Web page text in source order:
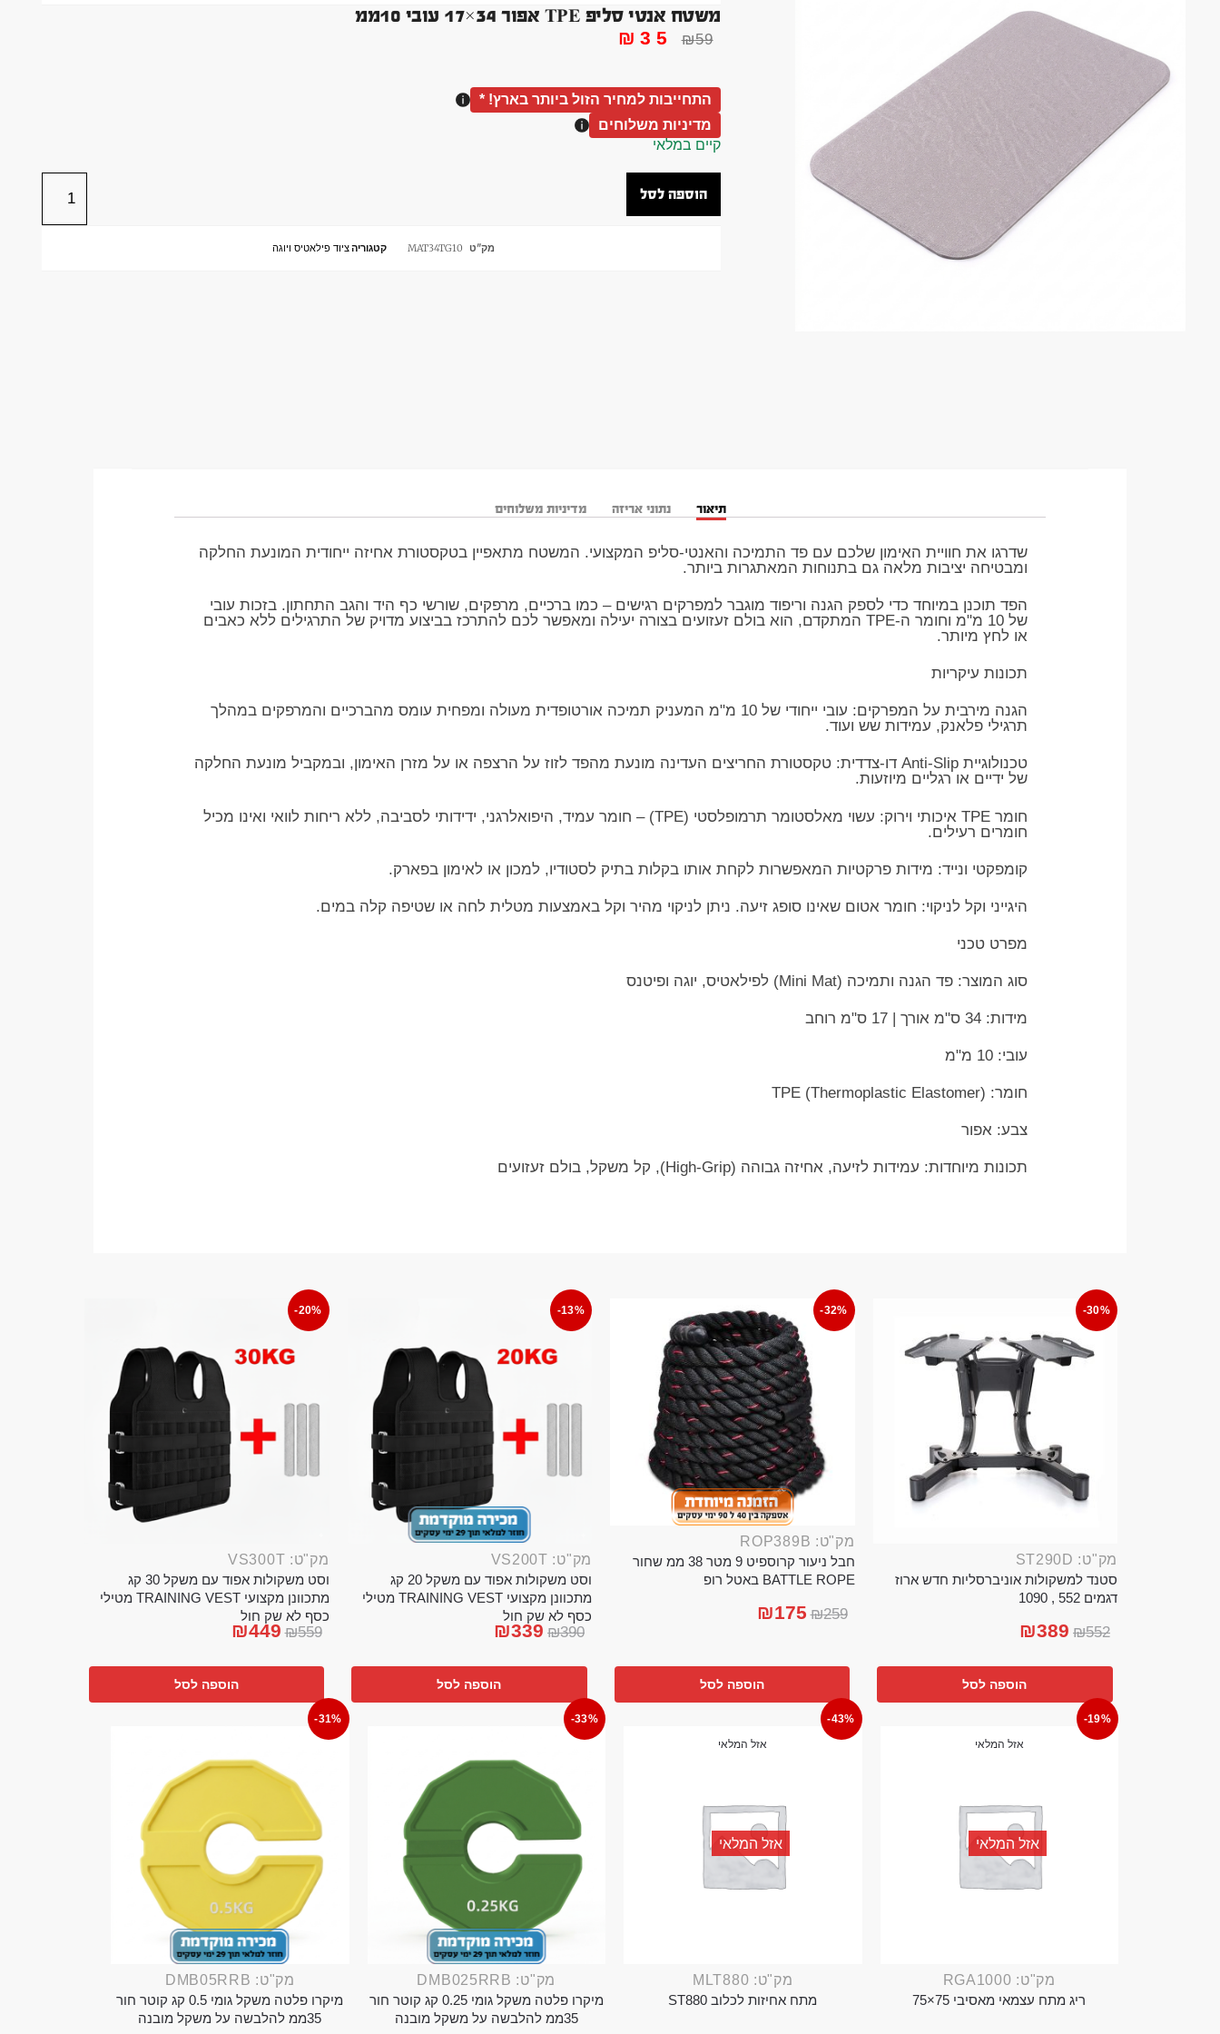
משטח אנטי סליפ TPE אפור 34×17 עובי 10ממ
₪59
₪35
התחייבות למחיר הזול ביותר בארץ! *
מדיניות משלוחים
קיים במלאי
הוספה לסל
מק"ט MAT34TG10 קטגוריהציוד פילאטיס ויוגה
תיאור נתוני אריזה מדיניות משלוחים
​שדרגו את חוויית האימון שלכם עם פד התמיכה והאנטי-סליפ המקצועי. המשטח מתאפיין בטקסטורת אחיזה ייחודית המונעת החלקה
ומבטיחה יציבות מלאה גם בתנוחות המאתגרות ביותר.
​הפד תוכנן במיוחד כדי לספק הגנה וריפוד מוגבר למפרקים רגישים – כמו ברכיים, מרפקים, שורשי כף היד והגב התחתון. בזכות עובי
של 10 מ"מ וחומר ה-TPE המתקדם, הוא בולם זעזועים בצורה יעילה ומאפשר לכם להתרכז בביצוע מדויק של התרגילים ללא כאבים
או לחץ מיותר.
​תכונות עיקריות
​הגנה מירבית על המפרקים: עובי ייחודי של 10 מ"מ המעניק תמיכה אורטופדית מעולה ומפחית עומס מהברכיים והמרפקים במהלך
תרגילי פלאנק, עמידות שש ועוד.
​טכנולוגיית Anti-Slip דו-צדדית: טקסטורת החריצים העדינה מונעת מהפד לזוז על הרצפה או על מזרן האימון, ובמקביל מונעת החלקה
של ידיים או רגליים מיוזעות.
​חומר TPE איכותי וירוק: עשוי מאלסטומר תרמופלסטי (TPE) – חומר עמיד, היפואלרגני, ידידותי לסביבה, ללא ריחות לוואי ואינו מכיל
חומרים רעילים.
​קומפקטי ונייד: מידות פרקטיות המאפשרות לקחת אותו בקלות בתיק לסטודיו, למכון או לאימון בפארק.
​היגייני וקל לניקוי: חומר אטום שאינו סופג זיעה. ניתן לניקוי מהיר וקל באמצעות מטלית לחה או שטיפה קלה במים.
​מפרט טכני
​סוג המוצר: פד הגנה ותמיכה (Mini Mat) לפילאטיס, יוגה ופיטנס
​מידות: 34 ס"מ אורך | 17 ס"מ רוחב
​עובי: 10 מ"מ
​חומר: TPE (Thermoplastic Elastomer)
​צבע: אפור
​תכונות מיוחדות: עמידות לזיעה, אחיזה גבוהה (High-Grip), קל משקל, בולם זעזועים
-30%
מק"ט: ST290D
סטנד למשקולות אוניברסליות חדש ארוז
דגמים 552 , 1090
₪552
₪389
הוספה לסל
-32%
מק"ט: ROP389B
חבל ניעור קרוספיט 9 מטר 38 ממ שחור
BATTLE ROPE באטל רופ
₪259
₪175
הוספה לסל
-13%
מק"ט: VS200T
וסט משקולות אפוד עם משקל 20 קג
מתכוונן מקצועי TRAINING VEST מטילי
כסף לא שק חול
₪390
₪339
הוספה לסל
-20%
מק"ט: VS300T
וסט משקולות אפוד עם משקל 30 קג
מתכוונן מקצועי TRAINING VEST מטילי
כסף לא שק חול
₪559
₪449
הוספה לסל
-19%
אזל המלאי
אזל המלאי
מק"ט: RGA1000
ריג מתח עצמאי מאסיבי 75×75
-43%
אזל המלאי
אזל המלאי
מק"ט: MLT880
מתח אחיזות לכלוב ST880
-33%
מק"ט: DMB025RRB
מיקרו פלטה משקל גומי 0.25 קג קוטר חור
35ממ להלבשה על משקל מובנה
-31%
מק"ט: DMB05RRB
מיקרו פלטה משקל גומי 0.5 קג קוטר חור
35ממ להלבשה על משקל מובנה